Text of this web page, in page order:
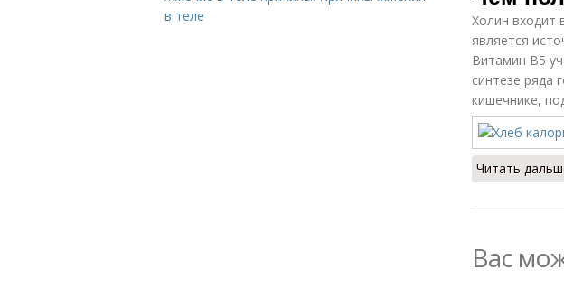
Холин входит
является
Витамин В5
синтезе ряда
кишечнике,
Читать
Вас
в теле